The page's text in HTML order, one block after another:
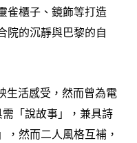
雀櫃子、鏡飾等打造
院的沉靜與巴黎的自
生活感受 ， 然而曾為電
「說故事」 ， 兼具詩
， 然而二人風格互補 ，